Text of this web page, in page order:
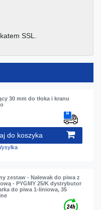
SSL.
30 mm do tłoka i kranu
do koszyka
zestaw - Nalewak do piwa z
- PYGMY 25/K dystrybutor
do piwa 1-liniowa, 35